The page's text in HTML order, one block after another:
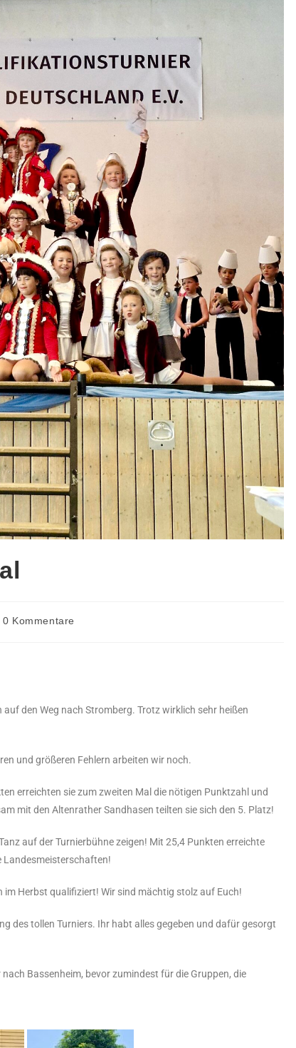
0 Kommentare
den Weg nach Stromberg. Trotz wirklich sehr heißen
und größeren Fehlern arbeiten wir noch.
erreichten sie zum zweiten Mal die nötigen Punktzahl und
mit den Altenrather Sandhasen teilten sie sich den 5. Platz!
auf der Turnierbühne zeigen! Mit 25,4 Punkten erreichte
Landesmeisterschaften!
Herbst qualifiziert! Wir sind mächtig stolz auf Euch!
des tollen Turniers. Ihr habt alles gegeben und dafür gesorgt
Bassenheim, bevor zumindest für die Gruppen, die